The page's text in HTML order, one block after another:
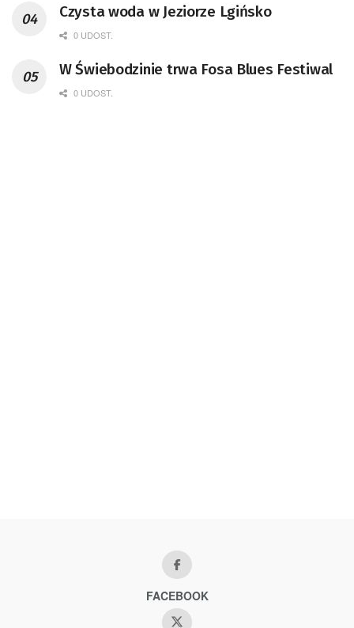
Czysta woda w Jeziorze Lgińsko
0 UDOST.
W Świebodzinie trwa Fosa Blues Festiwal
0 UDOST.
FACEBOOK